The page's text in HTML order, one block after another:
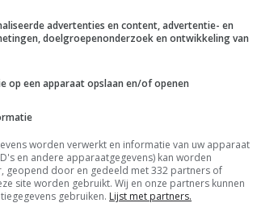
advertenties en content, advertentie- en
doelgroepenonderzoek en ontwikkeling van
op een apparaat opslaan en/of openen
worden verwerkt en informatie van uw apparaat
en andere apparaatgegevens) kan worden
geopend door en gedeeld met 332 partners of
site worden gebruikt. Wij en onze partners kunnen
gebruiken. Lijst met partners.